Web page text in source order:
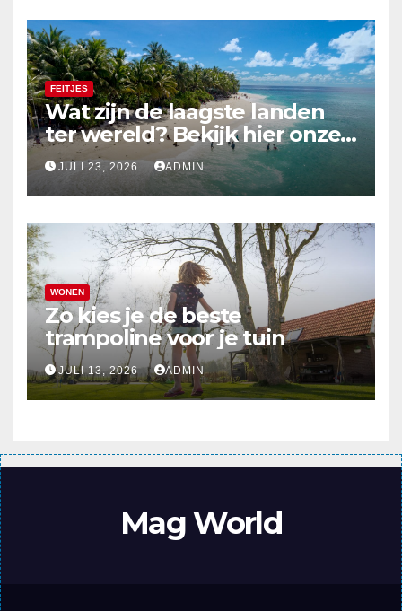
FEITJES
Wat zijn de laagste landen
ter wereld? Bekijk hier onze
top 10
JULI 23, 2026 ADMIN
WONEN
Zo kies je de beste
trampoline voor je tuin
JULI 13, 2026 ADMIN
Mag World